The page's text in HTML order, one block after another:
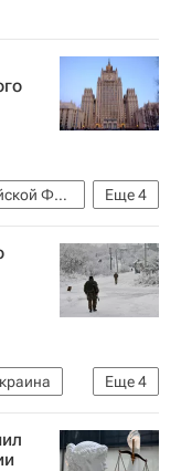
Еще4
Министерство иностранных дел Российской Федерации (МИД РФ)
Россия
Еще4